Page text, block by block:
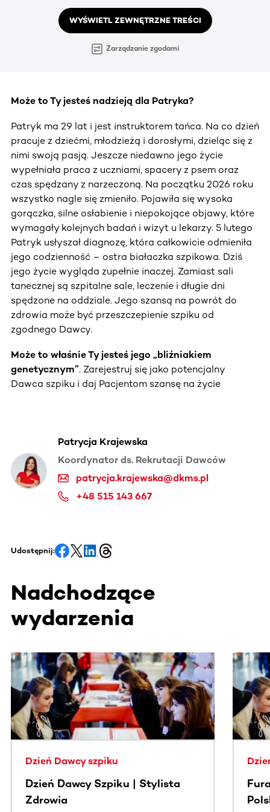
WYŚWIETL ZEWNĘTRZNE TREŚCI
Zarządzanie zgodami
Może to Ty jesteś nadzieją dla Patryka?
Patryk ma 29 lat i jest instruktorem tańca. Na co dzień
pracuje z dziećmi, młodzieżą i dorosłymi, dzieląc się z
nimi swoją pasją. Jeszcze niedawno jego życie
wypełniała praca z uczniami, spacery z psem oraz
czas spędzany z narzeczoną. Na początku 2026 roku
wszystko nagle się zmieniło. Pojawiła się wysoka
gorączka, silne osłabienie i niepokojące objawy, które
wymagały kolejnych badań i wizyt u lekarzy. 5 lutego
Patryk usłyszał diagnozę, która całkowicie odmieniła
jego codzienność – ostra białaczka szpikowa. Dziś
jego życie wygląda zupełnie inaczej. Zamiast sali
tanecznej są szpitalne sale, leczenie i długie dni
spędzone na oddziale. Jego szansą na powrót do
zdrowia może być przeszczepienie szpiku od
zgodnego Dawcy.
Może to właśnie Ty jesteś jego „bliźniakiem
genetycznym”. Zarejestruj się jako potencjalny
Dawca szpiku i daj Pacjentom szansę na życie
Patrycja Krajewska
Koordynator ds. Rekrutacji Dawców
patrycja.krajewska@dkms.pl
+48 515 143 667
Udostępnij:
Nadchodzące
wydarzenia
Ta sekcja zawiera treści przewijane w poziomie. Użyj
Dzień Dawcy szpiku
Dzień Dawcy Szpiku | Stylista
Zdrowia